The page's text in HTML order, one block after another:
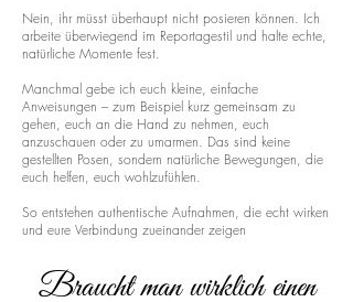
Nein, ihr müsst überhaupt nicht posieren können. Ich
arbeite überwiegend im Reportagestil und halte echte,
natürliche Momente fest.
Manchmal gebe ich euch kleine, einfache
Anweisungen – zum Beispiel kurz gemeinsam zu
gehen, euch an die Hand zu nehmen, euch
anzuschauen oder zu umarmen. Das sind keine
gestellten Posen, sondern natürliche Bewegungen, die
euch helfen, euch wohlzufühlen.
So entstehen authentische Aufnahmen, die echt wirken
und eure Verbindung zueinander zeigen
Braucht man wirklich einen